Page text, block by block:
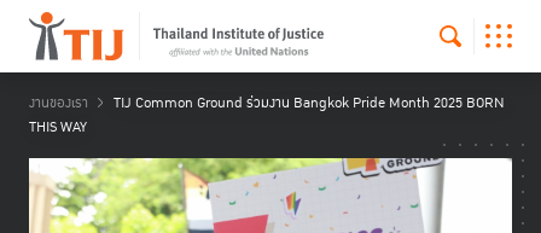
งานของเรา
TIJ Common Ground ร่วมงาน Bangkok Pride Month 2025 BORN
THIS WAY